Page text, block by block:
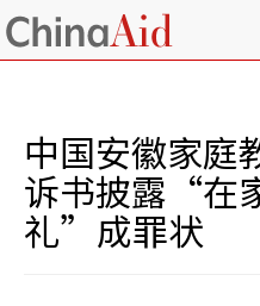
中国安徽家庭
诉书披露“在
礼”成罪状